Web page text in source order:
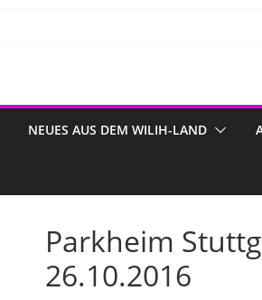
NEUES AUS DEM WILIH-LAND
Parkheim
26.10.2016